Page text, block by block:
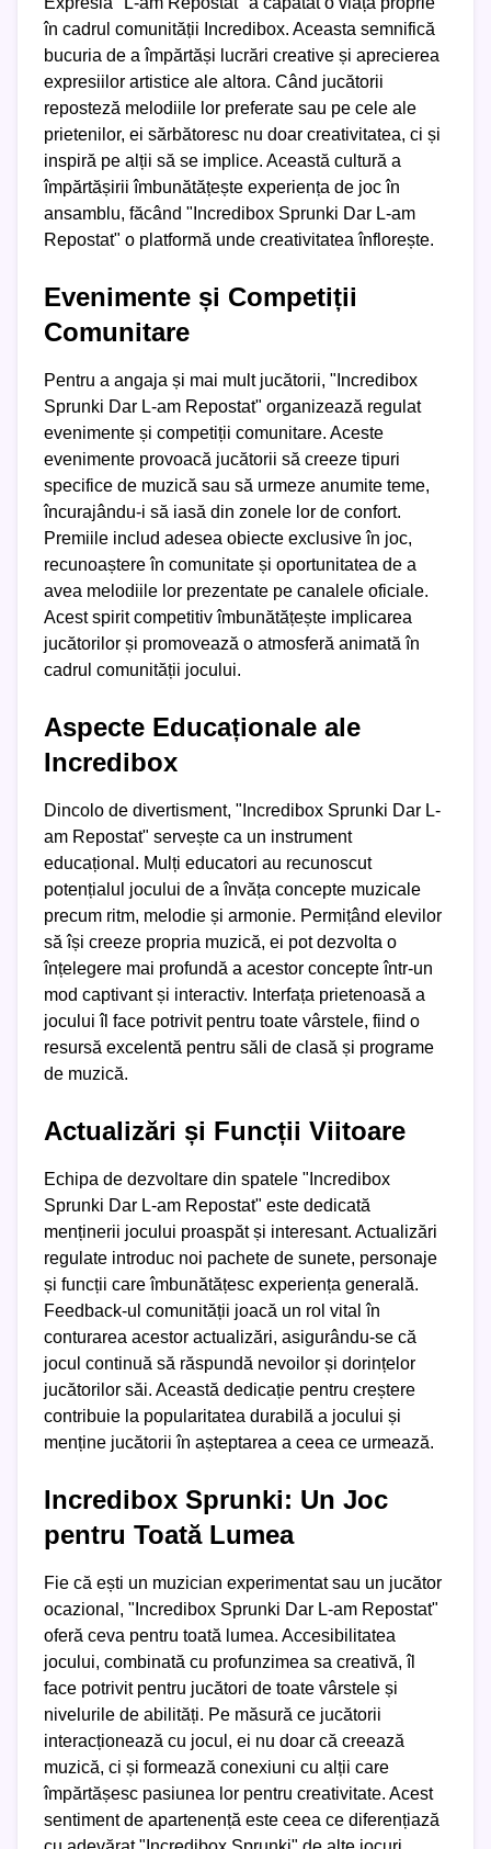
în cadrul comunității Incredibox. Aceasta semnifică
bucuria de a împărtăși lucrări creative și aprecierea
expresiilor artistice ale altora. Când jucătorii
reposteză melodiile lor preferate sau pe cele ale
prietenilor, ei sărbătoresc nu doar creativitatea, ci și
inspiră pe alții să se implice. Această cultură a
împărtășirii îmbunătățește experiența de joc în
ansamblu, făcând "Incredibox Sprunki Dar L-am
Repostat" o platformă unde creativitatea înflorește.
Evenimente și Competiții
Comunitare
Pentru a angaja și mai mult jucătorii, "Incredibox
Sprunki Dar L-am Repostat" organizează regulat
evenimente și competiții comunitare. Aceste
evenimente provoacă jucătorii să creeze tipuri
specifice de muzică sau să urmeze anumite teme,
încurajându-i să iasă din zonele lor de confort.
Premiile includ adesea obiecte exclusive în joc,
recunoaștere în comunitate și oportunitatea de a
avea melodiile lor prezentate pe canalele oficiale.
Acest spirit competitiv îmbunătățește implicarea
jucătorilor și promovează o atmosferă animată în
cadrul comunității jocului.
Aspecte Educaționale ale
Incredibox
Dincolo de divertisment, "Incredibox Sprunki Dar L-
am Repostat" servește ca un instrument
educațional. Mulți educatori au recunoscut
potențialul jocului de a învăța concepte muzicale
precum ritm, melodie și armonie. Permițând elevilor
să își creeze propria muzică, ei pot dezvolta o
înțelegere mai profundă a acestor concepte într-un
mod captivant și interactiv. Interfața prietenoasă a
jocului îl face potrivit pentru toate vârstele, fiind o
resursă excelentă pentru săli de clasă și programe
de muzică.
Actualizări și Funcții Viitoare
Echipa de dezvoltare din spatele "Incredibox
Sprunki Dar L-am Repostat" este dedicată
menținerii jocului proaspăt și interesant. Actualizări
regulate introduc noi pachete de sunete, personaje
și funcții care îmbunătățesc experiența generală.
Feedback-ul comunității joacă un rol vital în
conturarea acestor actualizări, asigurându-se că
jocul continuă să răspundă nevoilor și dorințelor
jucătorilor săi. Această dedicație pentru creștere
contribuie la popularitatea durabilă a jocului și
menține jucătorii în așteptarea a ceea ce urmează.
Incredibox Sprunki: Un Joc
pentru Toată Lumea
Fie că ești un muzician experimentat sau un jucător
ocazional, "Incredibox Sprunki Dar L-am Repostat"
oferă ceva pentru toată lumea. Accesibilitatea
jocului, combinată cu profunzimea sa creativă, îl
face potrivit pentru jucători de toate vârstele și
nivelurile de abilități. Pe măsură ce jucătorii
interacționează cu jocul, ei nu doar că creează
muzică, ci și formează conexiuni cu alții care
împărtășesc pasiunea lor pentru creativitate. Acest
sentiment de apartenență este ceea ce diferențiază